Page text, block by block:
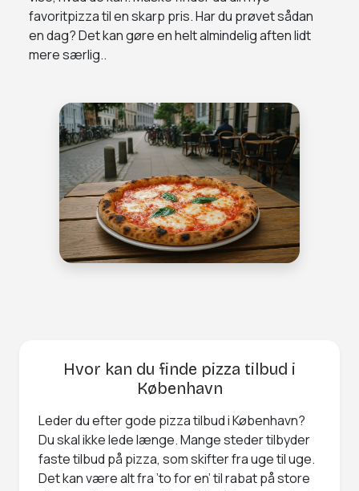
favoritpizza til en skarp pris. Har du prøvet sådan
en dag? Det kan gøre en helt almindelig aften lidt
mere særlig..
Hvor kan du finde pizza tilbud i
København
Leder du efter gode pizza tilbud i København?
Du skal ikke lede længe. Mange steder tilbyder
faste tilbud på pizza, som skifter fra uge til uge.
Det kan være alt fra ’to for en’ til rabat på store